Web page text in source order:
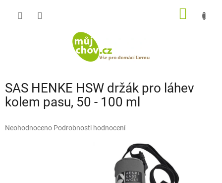
SAS HENKE HSW držák pro láhev
kolem pasu, 50 - 100 ml
Průměrné
Neohodnoceno Podrobnosti hodnocení